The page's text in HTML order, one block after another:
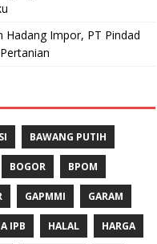
Hadang Impor, PT Pindad
BAWANG PUTIH
BOGOR BPOM
GAPMMI GARAM
IPB HALAL HARGA